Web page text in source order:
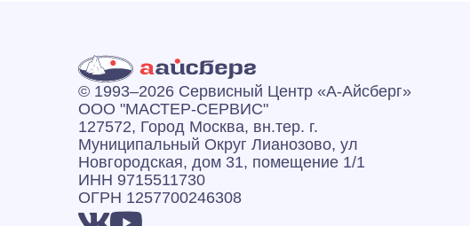
© 1993–2026 Сервисный Центр «А‑Айсберг»
ООО "МАСТЕР-СЕРВИС"
127572, Город Москва, вн.тер. г.
Муниципальный Округ Лианозово, ул
Новгородская, дом 31, помещение 1/1
ИНН 9715511730
ОГРН 1257700246308